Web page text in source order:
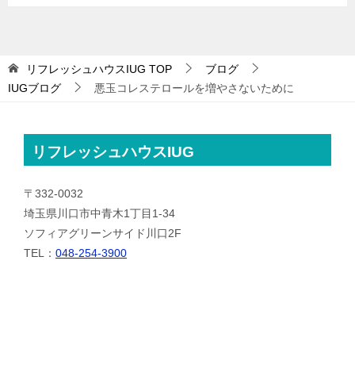
リフレッシュハウスIUG TOP
ブログ
IUGブログ
悪玉コレステロールを増やさないために
リフレッシュハウスIUG
〒332-0032
埼玉県川口市中青木1丁目1-34
ソフィアグリーンサイド川口2F
TEL： 048-254-3900